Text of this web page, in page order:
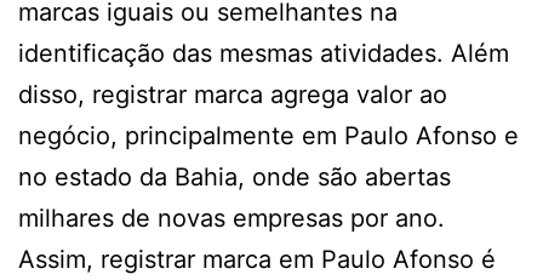
marcas iguais ou semelhantes na
identificação das mesmas atividades. Além
disso, registrar marca agrega valor ao
negócio, principalmente em Paulo Afonso e
no estado da Bahia, onde são abertas
milhares de novas empresas por ano.
Assim, registrar marca em Paulo Afonso é